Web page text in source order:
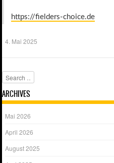
https://fielders-choice.de
4. Mai 2025
Search
ARCHIVES
Mai 2026
April 2026
August 2025